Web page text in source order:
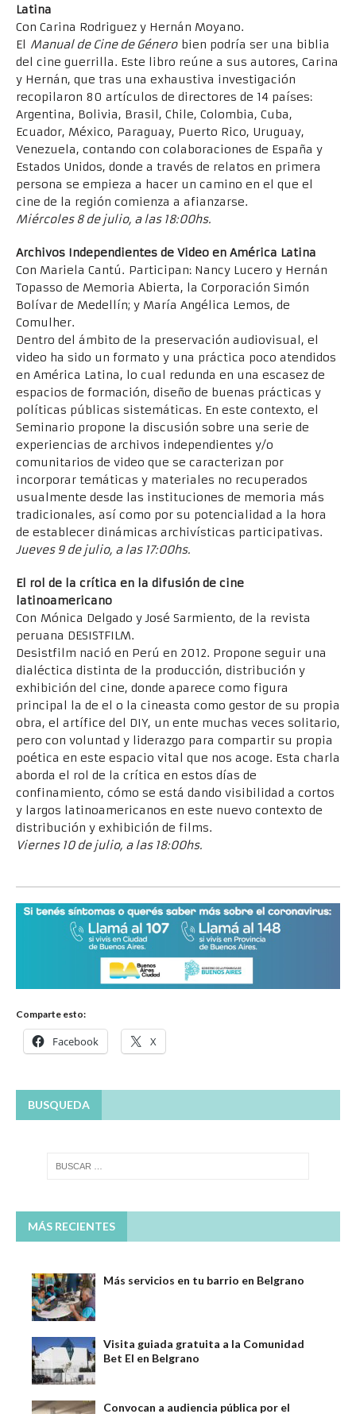
Latina
Con Carina Rodriguez y Hernán Moyano.
El Manual de Cine de Génerobien podría ser una biblia
del cine guerrilla. Este libro reúne a sus autores, Carina
y Hernán, que tras una exhaustiva investigación
recopilaron 80 artículos de directores de 14 países:
Argentina, Bolivia, Brasil, Chile, Colombia, Cuba,
Ecuador, México, Paraguay, Puerto Rico, Uruguay,
Venezuela, contando con colaboraciones de España y
Estados Unidos, donde a través de relatos en primera
persona se empieza a hacer un camino en el que el
cine de la región comienza a afianzarse.
Miércoles 8 de julio, a las 18:00hs.
Archivos Independientes de Video en América Latina
Con Mariela Cantú. Participan: Nancy Lucero y Hernán
Topasso de Memoria Abierta, la Corporación Simón
Bolívar de Medellín; y María Angélica Lemos, de
Comulher.
Dentro del ámbito de la preservación audiovisual, el
video ha sido un formato y una práctica poco atendidos
en América Latina, lo cual redunda en una escasez de
espacios de formación, diseño de buenas prácticas y
políticas públicas sistemáticas. En este contexto, el
Seminario propone la discusión sobre una serie de
experiencias de archivos independientes y/o
comunitarios de video que se caracterizan por
incorporar temáticas y materiales no recuperados
usualmente desde las instituciones de memoria más
tradicionales, así como por su potencialidad a la hora
de establecer dinámicas archivísticas participativas.
Jueves 9 de julio, a las 17:00hs.
El rol de la crítica en la difusión de cine
latinoamericano
Con Mónica Delgado y José Sarmiento, de la revista
peruana DESISTFILM.
Desistfilm nació en Perú en 2012. Propone seguir una
dialéctica distinta de la producción, distribución y
exhibición del cine, donde aparece como figura
principal la de el o la cineasta como gestor de su propia
obra, el artífice del DIY, un ente muchas veces solitario,
pero con voluntad y liderazgo para compartir su propia
poética en este espacio vital que nos acoge. Esta charla
aborda el rol de la crítica en estos días de
confinamiento, cómo se está dando visibilidad a cortos
y largos latinoamericanos en este nuevo contexto de
distribución y exhibición de films.
Viernes 10 de julio, a las 18:00hs.
Comparte esto:
Facebook X
BUSQUEDA
MÁS RECIENTES
Más servicios en tu barrio en Belgrano
Visita guiada gratuita a la Comunidad
Bet El en Belgrano
Convocan a audiencia pública por el